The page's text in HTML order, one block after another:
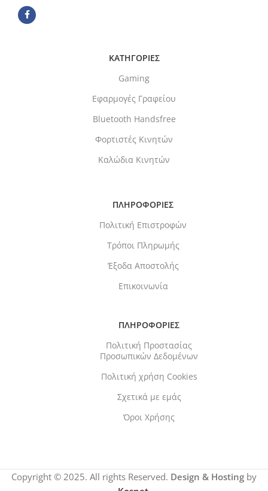
ΚΑΤΗΓΟΡΙΕΣ
Gaming
Εφαρμογές Γραφείου
Bluetooth Handsfree
Φορτιστές Κινητών
Καλώδια Κινητών
ΠΛΗΡΟΦΟΡΙΕΣ
Πολιτική Επιστροφών
Τρόποι Πληρωμής
Έξοδα Αποστολής
Επικοινωνία
ΠΛΗΡΟΦΟΡΙΕΣ
Πολιτική Προστασίας
Προσωπικών Δεδομένων
Πολιτική χρήση Cookies
Σχετικά με εμάς
Όροι Χρήσης
Copyright © 2025. All rights Reserved. Design & Hosting by